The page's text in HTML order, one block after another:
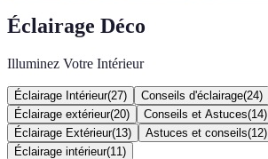
Éclairage Déco
Illuminez Votre Intérieur
Éclairage Intérieur(27) Conseils d'éclairage(24)
Éclairage extérieur(20) Conseils et Astuces(14)
Éclairage Extérieur(13) Astuces et conseils(12)
Éclairage intérieur(11 )